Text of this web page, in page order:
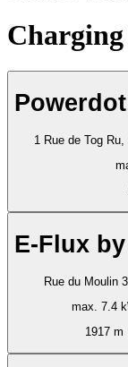
1 Rue de Tog
E-Flux by
Rue du Moulin
max. 7.4
1917 m